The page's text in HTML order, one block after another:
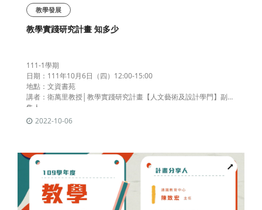
教學發展
教學實踐研究計畫 知多少
111-1學期
​日期：111年10月6日（四）12:00-15:00
地點：文資書苑
講者：衛萬里教授│教學實踐研究計畫【人文藝術及設計學門】副召
集人
2022-10-06